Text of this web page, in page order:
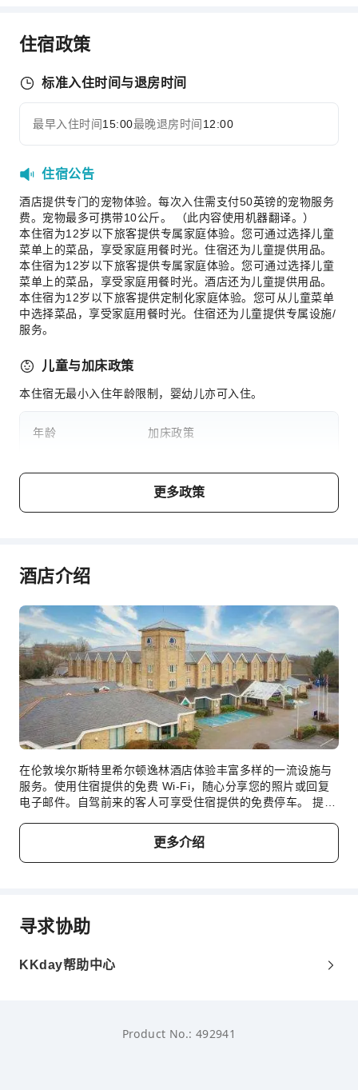
运动设施
租车服务
清洁服务
干洗服务
熨衣服务
洗衣服务
公共区域设施
公用区wifi
电梯
吸烟区
充电车位
宠物看护服务
公共休息室/电视室
安全与安保
急救包
公共区域监控
灭火器
安保人员
烟雾报警器
无障碍设施服务
无障碍通道
展开全部
住宿政策
标准入住时间与退房时间
最早入住时间15:00最晚退房时间 12:00
住宿公告
酒店提供专门的宠物体验。每次入住需支付50英镑的宠物服务
费。宠物最多可携带10公斤。 （此内容使用机器翻译。）
本住宿为12岁以下旅客提供专属家庭体验。您可通过选择儿童
菜单上的菜品，享受家庭用餐时光。住宿还为儿童提供用品。
本住宿为12岁以下旅客提供专属家庭体验。您可通过选择儿童
菜单上的菜品，享受家庭用餐时光。酒店还为儿童提供用品。
本住宿为12岁以下旅客提供定制化家庭体验。您可从儿童菜单
中选择菜品，享受家庭用餐时光。住宿还为儿童提供专属设施/
服务。
儿童与加床政策
本住宿无最小入住年龄限制，婴幼儿亦可入住。
年龄 加床政策
婴儿5岁及以下 不占床情况下可免费与大人同住
费用说明
用须于现场支付，详情请参阅各房型与配套说明。
更多政策
酒店介绍
在伦敦埃尔斯特里希尔顿逸林酒店体验丰富多样的一流设施与
服务。使用住宿提供的免费 Wi-Fi，随心分享您的照片或回复
电子邮件。自驾前来的客人可享受住宿提供的免费停车。 提供
敦埃尔斯特里希尔顿逸林酒店为您提供客房送餐服务等便利设
施，让您充分享受住宿时光。 出于健康考虑，整个住宿范围内
严禁吸烟。在伦敦埃尔斯特里希尔顿逸林酒店，每间客房均配
需求，提升您的舒适度。部分客房配有室内视频流媒体、每日
报纸或电视等室内娱乐设施，为客人提供愉快的入住体验。请
器具。 使用部分客房卫生间提供的浴袍、毛巾或吹风机，保持
更多介绍
寻求协助
KKday帮助中心
Product No.: 492941